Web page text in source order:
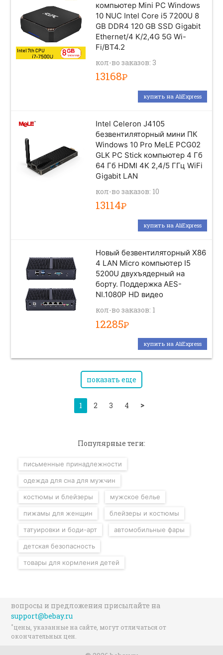
компьютер Mini PC Windows
10 NUC Intel Core i5 7200U 8
GB DDR4 120 GB SSD Gigabit
Ethernet/4 K/2,4G 5G Wi-
Fi/BT4.2
кол-во заказов: 3
13168Р
купить на AliExpress
Intel Celeron J4105
безвентиляторный мини ПК
Windows 10 Pro MeLE PCG02
GLK PC Stick компьютер 4 Гб
64 Гб HDMI 4K 2,4/5 ГГц WiFi
Gigabit LAN
кол-во заказов: 10
13114Р
купить на AliExpress
Новый безвентиляторный X86
4 LAN Micro компьютер I5
5200U двухъядерный на
борту. Поддержка AES-
NI.1080P HD видео
кол-во заказов: 1
12285Р
купить на AliExpress
показать еще
1 2 3 4 >
Популярные теги:
письменные принадлежности
одежда для сна для мужчин
костюмы и блейзеры мужское белье
пижамы для женщин блейзеры и костюмы
татуировки и боди-арт автомобильные фары
детская безопасность
товары для кормления детей
вопросы и предложения присылайте на
support@bebay.ru
*цены, указанные на сайте, могут отличаться от
окончательных цен.